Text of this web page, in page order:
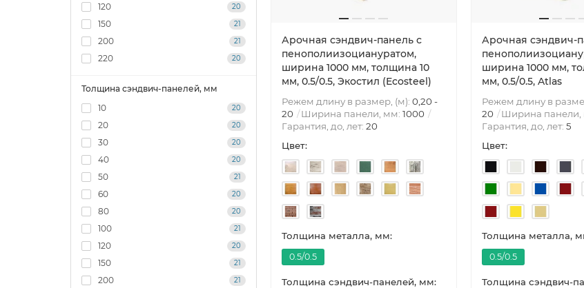
120 20
150 21
200 21
220 20
Толщина сэндвич-панелей, мм
10
20
20 20
30 20
40 20
50 21
60 20
80 20
100 21
120 20
150 21
200 21
Арочная сэндвич-панель с
пенополиизоциануратом,
ширина 1000 мм, толщина 10
мм, 0.5/0.5, Экостил (Ecosteel)
Режем длину в размер, (м): 0,20 -
20
Ширина панели, мм: 1000
Гарантия, до, лет: 20
Цвет:
Толщина металла, мм:
0.5/0.5
Толщина сэндвич-панелей, мм:
Арочная сэндвич-
ширина 1000 мм,
мм, 0.5/0.5, Atlas
Режем длину в
20
Ширина панели,
Гарантия, до, лет: 5
Цвет:
Толщина металла,
0.5/0.5
Толщина сэндвич-